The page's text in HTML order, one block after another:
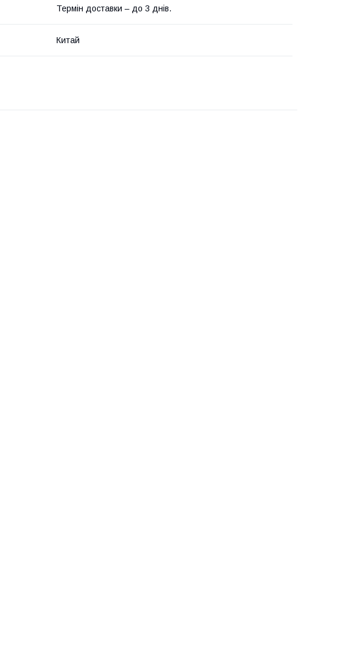
Термін доставки – до 3 днів.
Китай